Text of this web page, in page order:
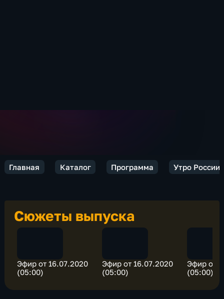
Главная Каталог Программа Утро России
Сюжеты выпуска
Эфир от 16.07.2020
(05:00)
Эфир от 16.07.2020
(05:00)
Эфир от
(05:00)